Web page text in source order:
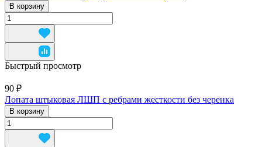
В корзину
Быстрый просмотр
90 ₽
Лопата штыковая ЛШП с ребрами жесткости без черенка
В корзину